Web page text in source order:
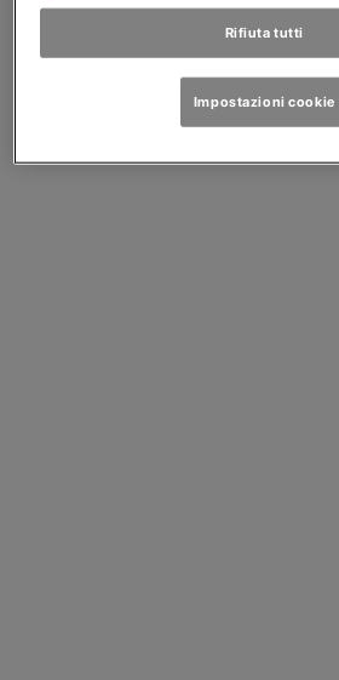
Rifiuta tutti
Impostazioni cookie